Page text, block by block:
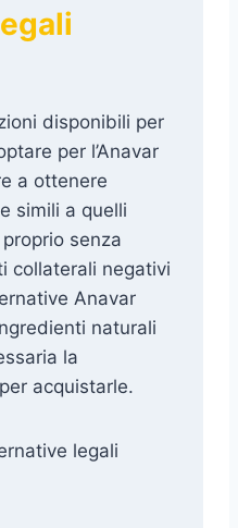
disponibili per
per l’Anavar
a ottenere
simili a quelli
senza
collaterali negativi
Anavar
naturali
la
acquistarle.
legali